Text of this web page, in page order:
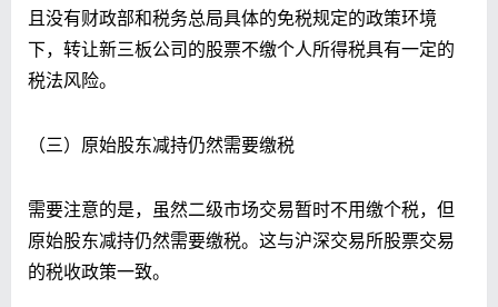
且没有财政部和税务总局具体的免税规定的政策环境
下，转让新三板公司的股票不缴个人所得税具有一定的
税法风险。
（三）原始股东减持仍然需要缴税
需要注意的是，虽然二级市场交易暂时不用缴个税，但
原始股东减持仍然需要缴税。这与沪深交易所股票交易
的税收政策一致。